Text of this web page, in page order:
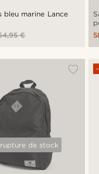
bleu marine Lance
€
de stock